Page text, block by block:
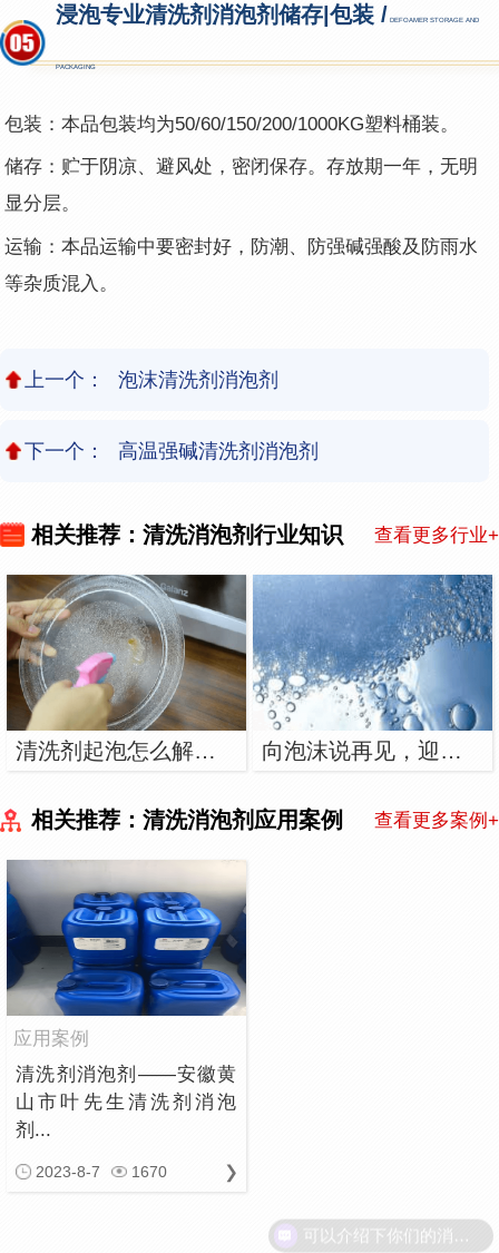
浸泡专业清洗剂消泡剂储存|包装 / DEFOAMER STORAGE AND
PACKAGING
包装：本品包装均为50/60/150/200/1000KG塑料桶装。
储存：贮于阴凉、避风处，密闭保存。存放期一年，无明
显分层。
运输：本品运输中要密封好，防潮、防强碱强酸及防雨水
等杂质混入。
上一个： 泡沫清洗剂消泡剂
下一个： 高温强碱清洗剂消泡剂
相关推荐：清洗消泡剂行业知识 查看更多行业+
清洗剂起泡怎么解决？用清洗剂消泡剂 向泡沫说再见，迎来大干净—清洗剂消泡剂
相关推荐：清洗消泡剂应用案例 查看更多案例+
应用案例
清洗剂消泡剂——安徽黄
山市叶先生清洗剂消泡
剂...
2023-8-7 1670